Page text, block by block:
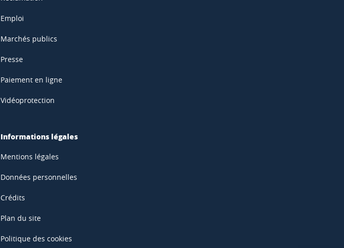
Emploi
Marchés publics
Presse
Paiement en ligne
Vidéoprotection
Informations légales
Mentions légales
Données personnelles
Crédits
Plan du site
Politique des cookies